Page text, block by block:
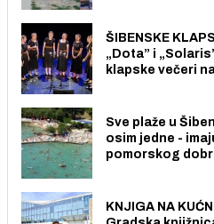
ŠIBENSKE
„Dota” i
klapske večeri
Sve plaže u
osim jedne -
pomorskog
KNJIGA NA